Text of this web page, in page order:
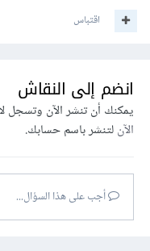
اقتباس
انضم إلى النقاش
يمكنك أن تنشر الآن وتسجل
الآنلتنشر باسم حسابك.
أجب على هذا السؤال...